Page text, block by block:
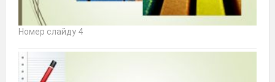
Номер слайду 4